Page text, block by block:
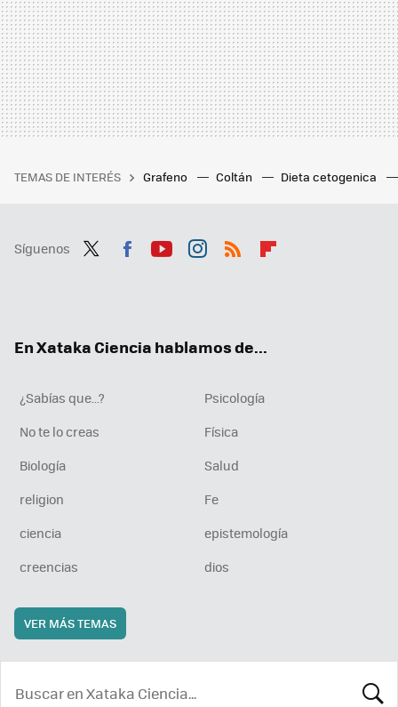
TEMAS DE INTERÉS Grafeno Coltán Dieta cetogenica
Síguenos
En Xataka Ciencia hablamos de...
¿Sabías que...?
Psicología
No te lo creas
Física
Biología
Salud
religion
Fe
ciencia
epistemología
creencias
dios
VER MÁS TEMAS